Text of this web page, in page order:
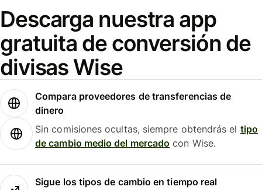
Descarga nuestra app
gratuita de conversión de
divisas Wise
Compara proveedores de transferencias de
dinero
Sin comisiones ocultas, siempre obtendrás el tipo
de cambio medio del mercado con Wise.
Sigue los tipos de cambio en tiempo real